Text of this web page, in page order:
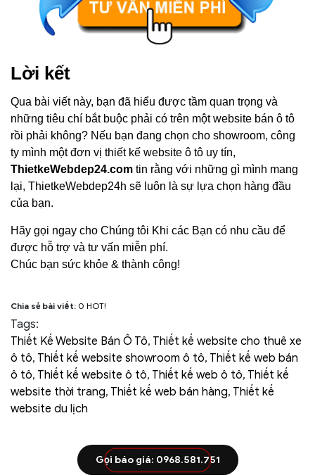
Lời kết
Qua bài viết này, bạn đã hiểu được tầm quan trọng và
những tiêu chí bắt buộc phải có trên một website bán ô tô
rồi phải không? Nếu bạn đang chọn cho showroom, công
ty mình một đơn vị thiết kế website ô tô uy tín,
ThietkeWebdep24.com tin rằng với những gì mình mang
lại, ThietkeWebdep24h sẽ luôn là sự lựa chọn hàng đầu
của bạn.
Hãy gọi ngay cho Chúng tôi Khi các Bạn có nhu cầu để
được hỗ trợ và tư vấn miễn phí.
Chúc bạn sức khỏe & thành công!
Chia sẻ bài viết: 0 HOT!
Tags:
Thiết Kế Website Bán Ô Tô, Thiết kế website cho thuê xe
ô tô, Thiết kế website showroom ô tô, Thiết kế web bán
ô tô, Thiết kế website ô tô, Thiết kế web ô tô, Thiết kế
website thời trang, Thiết kế web bán hàng, Thiết kế
website du lịch
Gọi báo giá: 0968.581.751